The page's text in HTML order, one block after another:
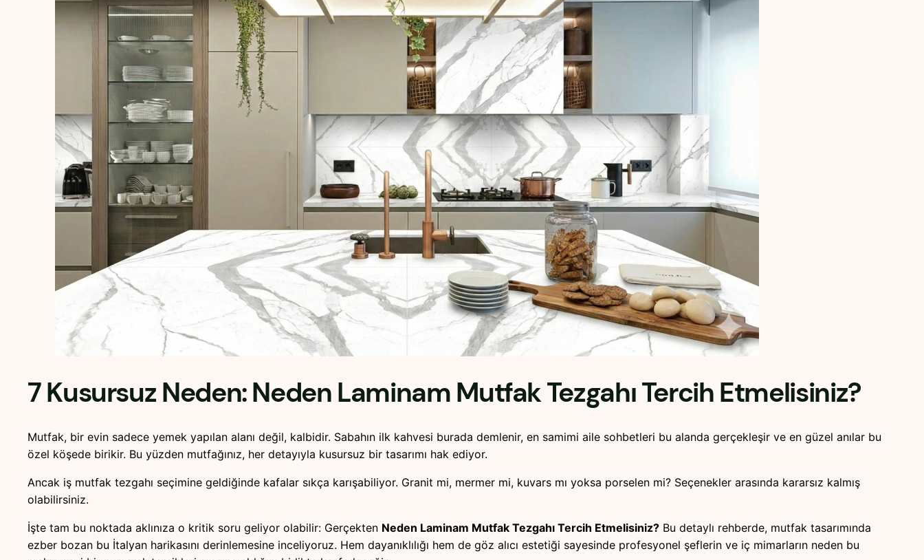
7 Kusursuz Neden: Neden Laminam Mutfak Tezgahı Tercih Etmelisiniz?
Mutfak, bir evin sadece yemek yapılan alanı değil, kalbidir. Sabahın ilk kahvesi burada demlenir, en samimi aile sohbetleri bu alanda gerçekleşir ve en güzel anılar bu
özel köşede birikir. Bu yüzden mutfağınız, her detayıyla kusursuz bir tasarımı hak ediyor.
Ancak iş mutfak tezgahı seçimine geldiğinde kafalar sıkça karışabiliyor. Granit mi, mermer mi, kuvars mı yoksa porselen mi? Seçenekler arasında kararsız kalmış
olabilirsiniz.
İşte tam bu noktada aklınıza o kritik soru geliyor olabilir: Gerçekten Neden Laminam Mutfak Tezgahı Tercih Etmelisiniz? Bu detaylı rehberde, mutfak tasarımında
ezber bozan bu İtalyan harikasını derinlemesine inceliyoruz. Hem dayanıklılığı hem de göz alıcı estetiği sayesinde profesyonel şeflerin ve iç mimarların neden bu